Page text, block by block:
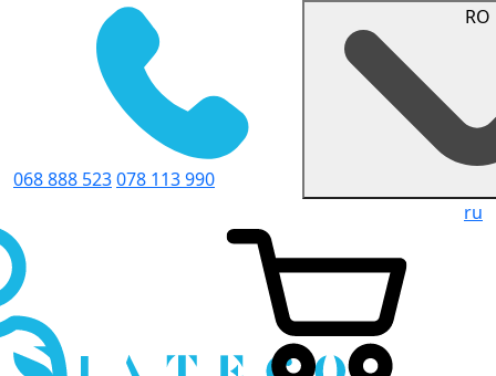
068 888 523078 113 990
ru